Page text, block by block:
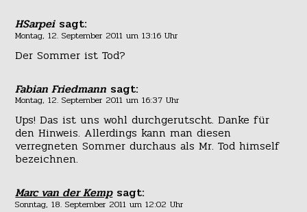
HSarpei sagt:
Montag, 12. September 2011 um 13:16 Uhr
Der Sommer ist Tod?
Fabian Friedmann sagt:
Montag, 12. September 2011 um 16:37 Uhr
Ups! Das ist uns wohl durchgerutscht. Danke für
den Hinweis. Allerdings kann man diesen
verregneten Sommer durchaus als Mr. Tod himself
bezeichnen.
Marc van der Kemp sagt:
Sonntag, 18. September 2011 um 12:02 Uhr